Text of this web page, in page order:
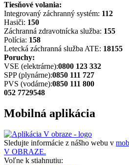
Tiesňové volania:
Integrovaný záchranný systém: 112
Hasiči: 150
Záchranná zdravotnícka služba: 155
Polícia: 158
Letecká záchranná služba ATE: 18155
Poruchy:
VSE (elektrárne):0800 123 332
SPP (plynárne):0850 111 727
PVS (vodárne):0850 111 800
052 7729548
Mobilná aplikácia
Sledujte informácie z nášho webu v
V OBRAZE.
Voľne k stiahnutiu: